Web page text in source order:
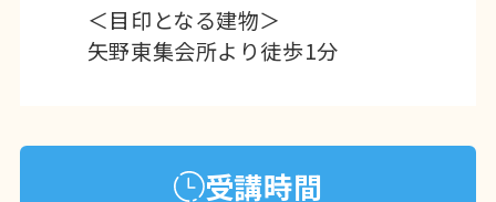
＜目印となる建物＞
矢野東集会所より徒歩1分
受講時間